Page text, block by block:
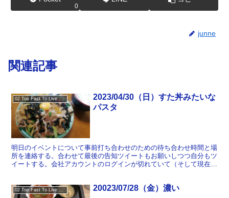
0
junne
関連記事
02 Too Fast To Live Too Young To Die
2023/04/30（日）すた丼みたいな
パスタ
明日のイベントについて事前打ち合わせのための待ち合わせ時間と場
所を連絡する。合わせて最後の告知ツイートもお願いしつつ自分もツ
イートする。会社アカウントのログインが切れていて（そして現在の
02 Too Fast To Live Too Young To Die 20023/07/28（金）濃い